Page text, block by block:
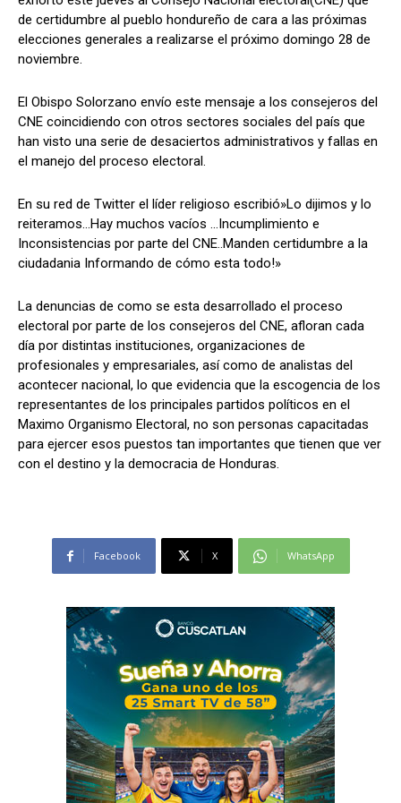
Comparta
Síganos
Comparta
Síganos
de certidumbre al pueblo hondureño de cara a las próximas
elecciones generales a realizarse el próximo domingo 28 de
noviembre.
El Obispo Solorzano envío este mensaje a los consejeros del
CNE coincidiendo con otros sectores sociales del país que
han visto una serie de desaciertos administrativos y fallas en
el manejo del proceso electoral.
En su red de Twitter el líder religioso escribió»Lo dijimos y lo
reiteramos…Hay muchos vacíos …Incumplimiento e
Inconsistencias por parte del CNE..Manden certidumbre a la
ciudadania Informando de cómo esta todo!»
La denuncias de como se esta desarrollado el proceso
electoral por parte de los consejeros del CNE, afloran cada
día por distintas instituciones, organizaciones de
profesionales y empresariales, así como de analistas del
acontecer nacional, lo que evidencia que la escogencia de los
representantes de los principales partidos políticos en el
Maximo Organismo Electoral, no son personas capacitadas
para ejercer esos puestos tan importantes que tienen que ver
con el destino y la democracia de Honduras.
Facebook X WhatsApp